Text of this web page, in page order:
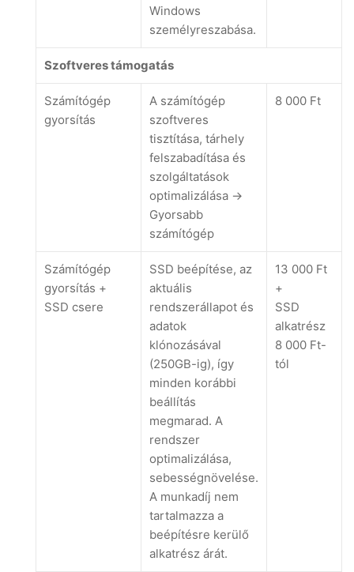
Windows
személyreszabása.
Szoftveres támogatás
Számítógép
gyorsítás
A számítógép
szoftveres
tisztítása, tárhely
felszabadítása és
szolgáltatások
optimalizálása ->
Gyorsabb
számítógép
8 000 Ft
Számítógép
gyorsítás +
SSD csere
SSD beépítése, az
aktuális
rendszerállapot és
adatok
klónozásával
(250GB-ig), így
minden korábbi
beállítás
megmarad. A
rendszer
optimalizálása,
sebességnövelése.
A munkadíj nem
tartalmazza a
beépítésre kerülő
alkatrész árát.
13 000 Ft
+
SSD
alkatrész
8 000 Ft-
tól